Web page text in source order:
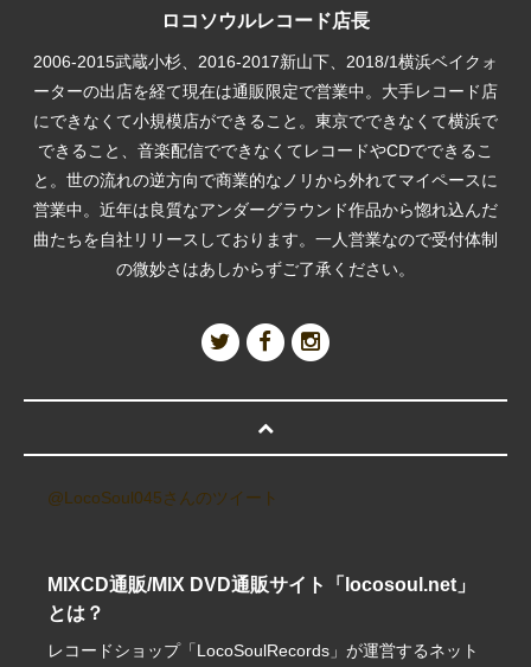
ロコソウルレコード店長
2006-2015武蔵小杉、2016-2017新山下、2018/1横浜ベイクォ
ーターの出店を経て現在は通販限定で営業中。大手レコード店
にできなくて小規模店ができること。東京でできなくて横浜で
できること、音楽配信でできなくてレコードやCDでできるこ
と。世の流れの逆方向で商業的なノリから外れてマイペースに
営業中。近年は良質なアンダーグラウンド作品から惚れ込んだ
曲たちを自社リリースしております。一人営業なので受付体制
の微妙さはあしからずご了承ください。
@LocoSoul045さんのツイート
MIXCD通販/MIX DVD通販サイト「locosoul.net」
とは？
レコードショップ「LocoSoulRecords」が運営するネット